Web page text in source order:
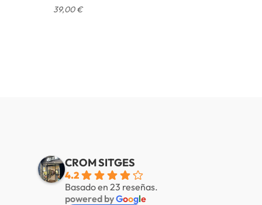
39,00€
CROM SITGES
4.2
Basado en 23 reseñas.
powered byGoogle